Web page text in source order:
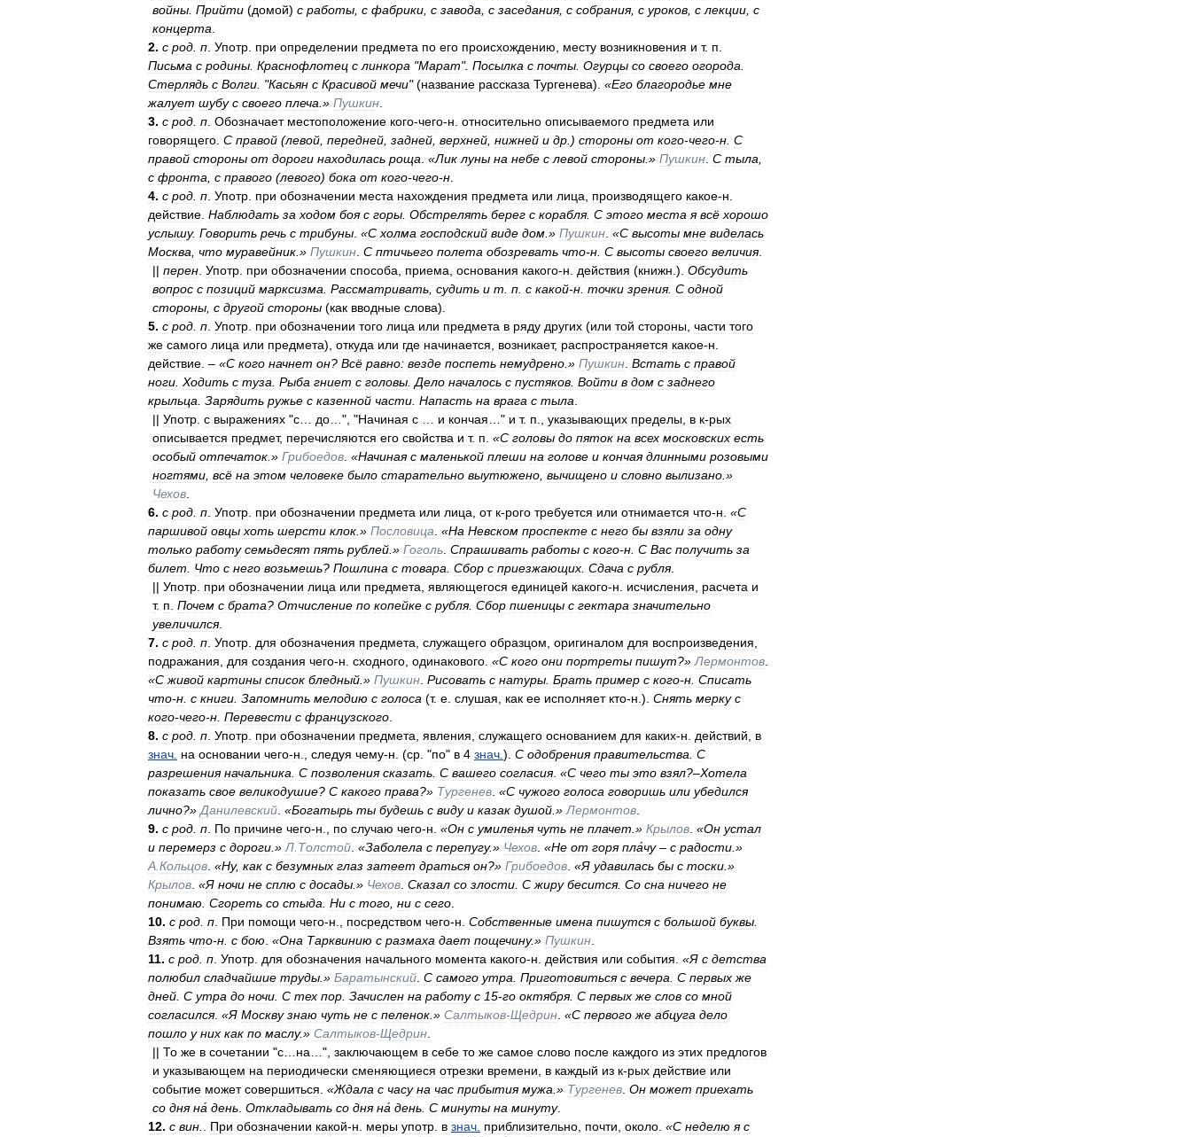
войны Прийти (домой) с работы с фабрики с завода с заседания, с собрания, с уроков с лекции с
концерта
2. с род п Употр при определении предмета по его происхождению месту возникновения и т. п
Письма с родины Краснофлотец с линкора "Марат". Посылка с почты Огурцы со своего огорода
Стерлядь с Волги . "Касьян с Красивой мечи"(название рассказа Тургенева). «Его благородье мне
жалует шубу с своего плеча .» Пушкин
3. с род п Обозначает местоположение кого-чего-н относительно описываемого предмета или
говорящего С правой (левой передней задней верхней нижней и др .) стороны от кого-чего-н С
правой стороны от дороги находилась роща «Лик луны на небе с левой стороны .» Пушкин С тыла
с фронта с правого (левого) бока от кого-чего-н
4. с род п Употр при обозначении места нахождения предмета или лица производящего какое-н
действие Наблюдать за ходом боя с горы Обстрелять берег с корабля. С этого места я всё хорошо
услышу. Говорить речь с трибуны «С холма господский виде дом .» Пушкин «С высоты мне виделась
Москва
что муравейник .» Пушкин С птичьего полета обозревать что-н С высоты своего величия.
|| перен Употр при обозначении способа приема основания какого-н действия (книжн .). Обсудить
вопрос с позиций марксизма Рассматривать судить и т п с какой-н точки зрения. С одной
стороны с другой стороны (как вводные слова).
5. с род п Употр при обозначении того лица или предмета в ряду других (или той стороны части того
же самого лица или предмета), откуда или где начинается возникает, распространяется какое-н
действие . – «С кого начнет он? Всё равно: везде поспеть немудрено .» Пушкин Встать с правой
ноги Ходить с туза Рыба гниет с головы Дело началось с пустяков Войти в дом с заднего
крыльца Зарядить ружье с казенной части Напасть на врага с тыла
|| Употр с выражениях "с до …", "Начиная с и кончая …" и т. п указывающих пределы в к-рых
описывается предмет, перечисляются его свойства и т. п «С головы до пяток на всех московских есть
особый отпечаток .» Грибоедов «Начиная с маленькой плеши на голове и кончая длинными розовыми
ногтями всё на этом человеке было старательно выутюжено вычищено и словно вылизано .»
Чехов
6. с род п Употр при обозначении предмета или лица от к-рого требуется или отнимается что-н «С
паршивой овцы хоть шерсти клок .» Пословица «На Невском проспекте с него бы взяли за одну
только работу семьдесят пять рублей .» Гоголь Спрашивать работы с кого-н С Вас получить за
билет
Что с него возьмешь? Пошлина с товара Сбор с приезжающих Сдача с рубля.
|| Употр при обозначении лица или предмета являющегося единицей какого-н исчисления расчета и
т. п Почем с брата? Отчисление по копейке с рубля. Сбор пшеницы с гектара значительно
увеличился.
7. с род п Употр для обозначения предмета служащего образцом оригиналом для воспроизведения
подражания
для создания чего-н сходного одинакового «С кого они портреты пишут?» Лермонтов
«С живой картины список бледный .» Пушкин Рисовать с натуры Брать пример с кого-н Списать
что-н с книги Запомнить мелодию с голоса (т. е слушая как ее исполняет кто-н .). Снять мерку с
кого-чего-н Перевести с французского
8. с род п Употр при обозначении предмета явления служащего основанием для каких-н действий
в
знач на основании чего-н следуя чему-н . (ср . "по" в 4 знач ). С одобрения правительства С
разрешения начальника С позволения сказать С вашего согласия. «С чего ты это взял?–Хотела
показать свое великодушие? С какого права?» Тургенев «С чужого голоса говоришь или убедился
лично?» Данилевский «Богатырь ты будешь с виду и казак душой .» Лермонтов
9. с род п По причине чего-н по случаю чего-н «Он с умиленья чуть не плачет .» Крылов «Он устал
и перемерз с дороги .» Л Толстой «Заболела с перепугу.» Чехов «Не от горя пла́чу– с радости .»
А Кольцов «Ну, как с безумных глаз затеет драться он?» Грибоедов «Я удавилась бы с тоски .»
Крылов «Я ночи не сплю с досады .» Чехов Сказал со злости С жиру бесится. Со сна ничего не
понимаю Сгореть со стыда Ни с того ни с сего
10. с род п При помощи чего-н посредством чего-н Собственные имена пишутся с большой буквы
Взять что-н с бою «Она Тарквинию с размаха дает пощечину.» Пушкин
11. с род п Употр для обозначения начального момента какого-н действия или события «Я с детства
полюбил сладчайшие труды .» Баратынский С самого утра Приготовиться с вечера С первых же
дней С утра до ночи С тех пор Зачислен на работу с 15-го октября. С первых же слов со мной
согласился. «Я Москву знаю чуть не с пеленок .» Салтыков-Щедрин «С первого же абцуга дело
пошло у них как по маслу.» Салтыков-Щедрин
|| То же в сочетании "с на …", заключающем в себе то же самое слово после каждого из этих предлогов
и указывающем на периодически сменяющиеся отрезки времени в каждый из к-рых действие или
событие может совершиться «Ждала с часу на час прибытия мужа .» Тургенев Он может приехать
со дня на́ день Откладывать со дня на́ день С минуты на минуту.
12. с вин При обозначении какой-н меры употр в знач приблизительно почти около «С неделю я с